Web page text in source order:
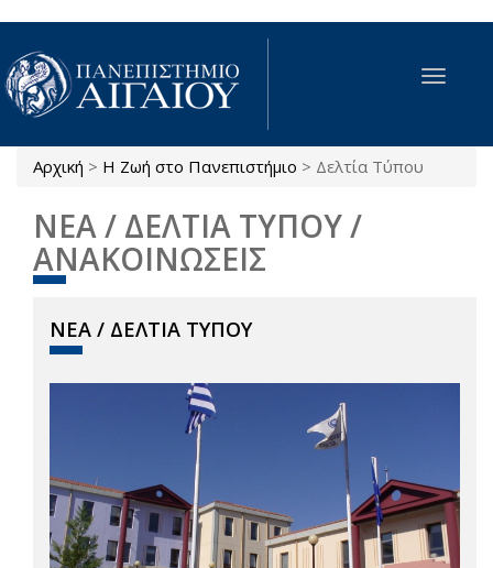
Παράκαμψη προς το κυρίως περιεχόμενο
Toggle
Είστε εδώ
Αρχική > Η Ζωή στο Πανεπιστήμιο > Δελτία Τύπου
ΝΕΑ / ΔΕΛΤΙΑ ΤΥΠΟΥ /
ΑΝΑΚΟΙΝΩΣΕΙΣ
ΝΕΑ / ΔΕΛΤΙΑ ΤΥΠΟΥ